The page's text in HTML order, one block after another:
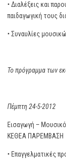
• Διαλέξεις και
παιδαγωγική τους
• Συναυλίες
Το πρόγραμμα των
Πέμπτη 24-5-2012
Εισαγωγή –
ΚΕΘΕΑ ΠΑΡΕΜΒΑΣΗ
• Επαγγελματικές